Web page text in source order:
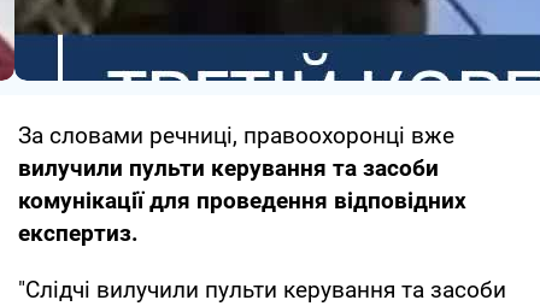
За словами речниці, правоохоронці вже
вилучили пульти керування та засоби
комунікації для проведення відповідних
експертиз.
"Слідчі вилучили пульти керування та засоби